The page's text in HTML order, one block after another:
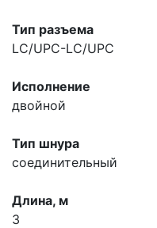
Тип разъема
LC/UPC-LC/UPC
Исполнение
двойной
Тип шнура
соединительный
Длина, м
3